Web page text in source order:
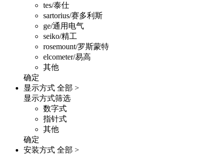
tes/泰仕
sartorius/赛多利斯
ge/通用电气
seiko/精工
rosemount/罗斯蒙特
elcometer/易高
其他
确定
显示方式 全部 >
显示方式筛选
数字式
指针式
其他
确定
安装方式 全部 >